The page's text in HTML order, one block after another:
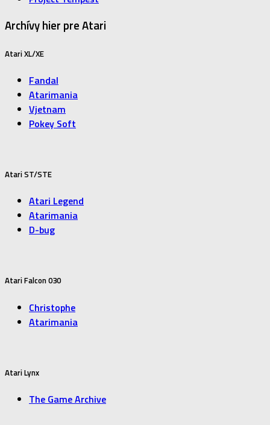
Archívy hier pre Atari
Atari XL/XE
Fandal
Atarimania
Vjetnam
Pokey Soft
Atari ST/STE
Atari Legend
Atarimania
D-bug
Atari Falcon 030
Christophe
Atarimania
Atari Lynx
The Game Archive